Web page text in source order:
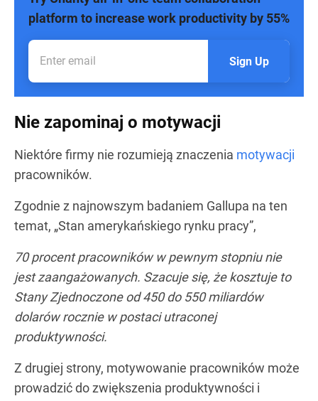
platform to increase work productivity by 55%
Sign Up
Nie zapominaj o motywacji
Niektóre firmy nie rozumieją znaczenia motywacji
pracowników.
Zgodnie z najnowszym badaniem Gallupa na ten
temat, „Stan amerykańskiego rynku pracy”,
70 procent pracowników w pewnym stopniu nie
jest zaangażowanych. Szacuje się, że kosztuje to
Stany Zjednoczone od 450 do 550 miliardów
dolarów rocznie w postaci utraconej
produktywności.
Z drugiej strony, motywowanie pracowników może
prowadzić do zwiększenia produktywności i